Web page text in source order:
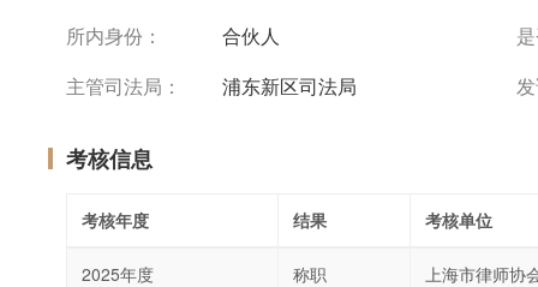
所内身份：
合伙人
主管司法局：
浦东新区司法局
考核信息
考核年度 结果 考核单位
2025年度 称职 上海市律师协